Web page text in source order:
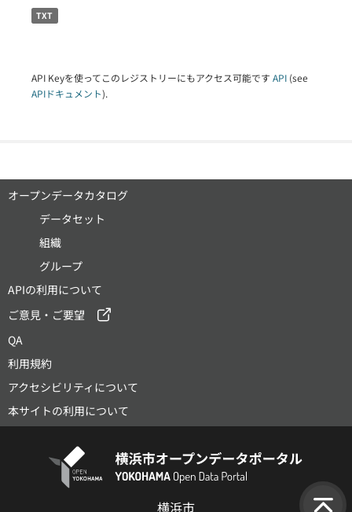
TXT
API Keyを使ってこのレジストリーにもアクセス可能です API (see
APIドキュメント).
オープンデータカタログ
データセット
組織
グループ
APIの利用について
ご意見・ご要望
QA
利用規約
アクセシビリティについて
本サイトの利用について
横浜市